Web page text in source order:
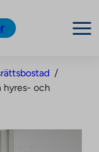
/
hyres- och